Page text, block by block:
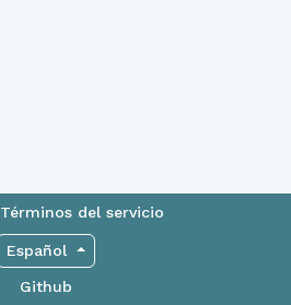
Términos del servicio
Español
Github